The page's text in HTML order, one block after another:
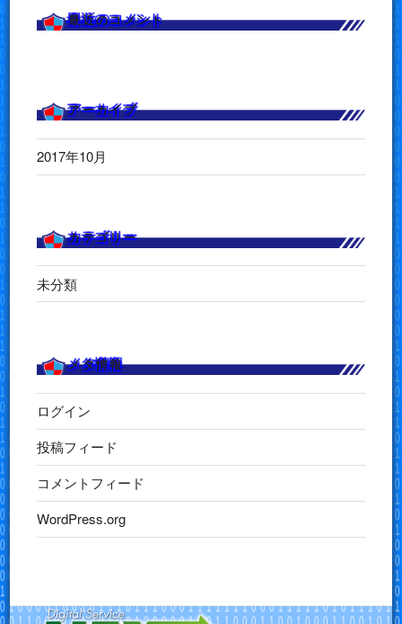
最近のコメント
アーカイブ
2017年10月
カテゴリー
未分類
メタ情報
ログイン
投稿フィード
コメントフィード
WordPress.org